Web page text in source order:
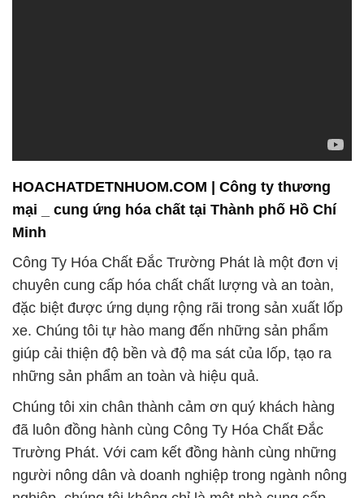
HOACHATDETNHUOM.COM | Công ty thương
mại _ cung ứng hóa chất tại Thành phố Hồ Chí
Minh
Công Ty Hóa Chất Đắc Trường Phát là một đơn vị
chuyên cung cấp hóa chất chất lượng và an toàn,
đặc biệt được ứng dụng rộng rãi trong sản xuất lốp
xe. Chúng tôi tự hào mang đến những sản phẩm
giúp cải thiện độ bền và độ ma sát của lốp, tạo ra
những sản phẩm an toàn và hiệu quả.
Chúng tôi xin chân thành cảm ơn quý khách hàng
đã luôn đồng hành cùng Công Ty Hóa Chất Đắc
Trường Phát. Với cam kết đồng hành cùng những
người nông dân và doanh nghiệp trong ngành nông